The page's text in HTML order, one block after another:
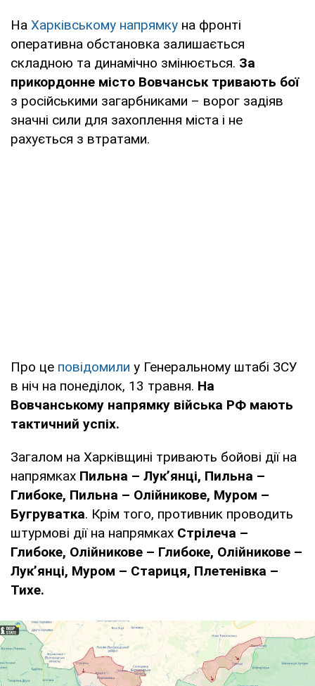
На Харківському напрямку на фронті
оперативна обстановка залишається
складною та динамічно змінюється. За
прикордонне місто Вовчанськ тривають бої
з російськими загарбниками – ворог задіяв
значні сили для захоплення міста і не
рахується з втратами.
Про це повідомили у Генеральному штабі ЗСУ
в ніч на понеділок, 13 травня. На
Вовчанському напрямку війська РФ мають
тактичний успіх.
Загалом на Харківщині тривають бойові дії на
напрямках Пильна – Лук’янці, Пильна –
Глибоке, Пильна – Олійникове, Муром –
Бугруватка. Крім того, противник проводить
штурмові дії на напрямках Стрілеча –
Глибоке, Олійникове – Глибоке, Олійникове –
Лук’янці, Муром – Стариця, Плетенівка –
Тихе.